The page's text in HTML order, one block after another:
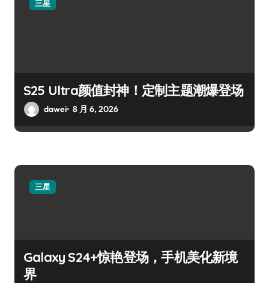
三星
S25 Ultra颜值封神！定制主题潮爆登场
dawei 8 月 6, 2026
三星
Galaxy S24+惊艳登场，手机美化新境
界